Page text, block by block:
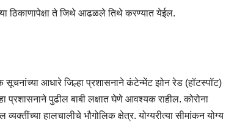
ठिकाणापेक्षा ते जिथे आढळले तिथे करण्यात येईल.
आधारे जिल्हा प्रशासनाने कंटेन्मेंट झोन रेड (हॉटस्पॉट)
प्रशासनाने पुढील बाबी लक्षात घेणे आवश्यक राहील. कोरोना
व्यक्तींच्या हालचालीचे भौगोलिक क्षेत्र. योग्यरीत्या सीमांकन योग्य